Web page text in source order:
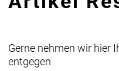
Gerne nehmen wir hier
entgegen